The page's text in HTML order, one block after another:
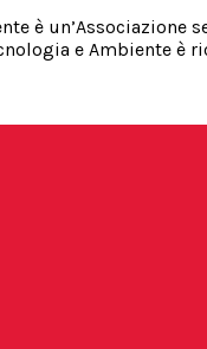
è un’Associazione
e Ambiente è